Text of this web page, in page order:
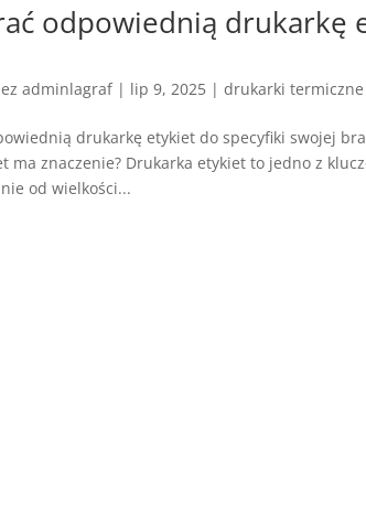
odpowiednią drukarkę
adminlagraf| lip 9, 2025 |drukarki termiczne
drukarkę etykiet do specyfiki swojej
ma znaczenie? Drukarka etykiet to jedno z
od wielkości...